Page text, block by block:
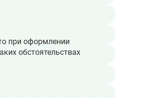
при оформлении
обстоятельствах